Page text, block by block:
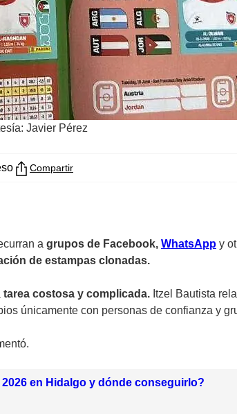
Javier Pérez
Compartir
a grupos de Facebook, WhatsApp y
de estampas clonadas.
tarea costosa y complicada. Itzel Bautista
únicamente con personas de confianza y
en Hidalgo y dónde conseguirlo?